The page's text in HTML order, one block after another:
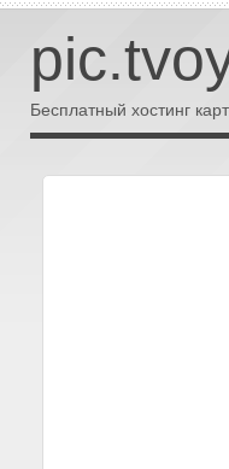
Бесплатный хостинг